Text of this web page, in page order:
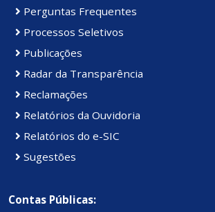
Perguntas Frequentes
Processos Seletivos
Publicações
Radar da Transparência
Reclamações
Relatórios da Ouvidoria
Relatórios do e-SIC
Sugestões
Contas Públicas: